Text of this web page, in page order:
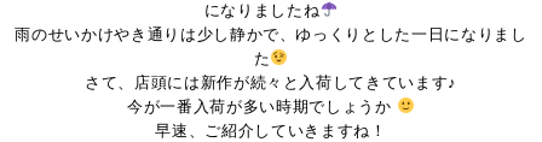
になりましたね
雨のせいかけやき通りは少し静かで、ゆっくりとした一日になりまし
た
さて、店頭には新作が続々と入荷してきています♪
今が一番入荷が多い時期でしょうか
早速、ご紹介していきますね！